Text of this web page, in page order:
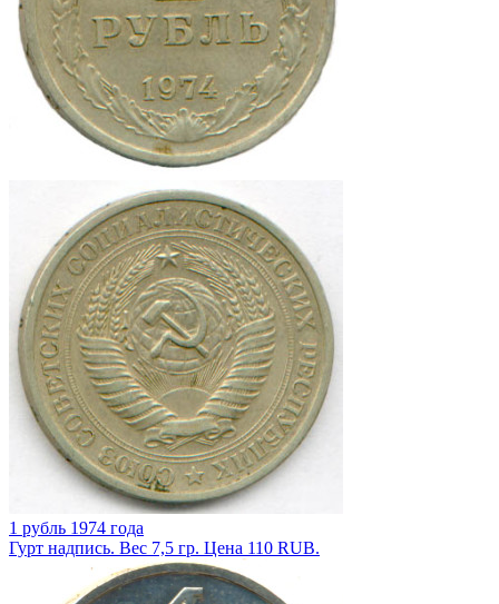
1 рубль 1974 года
Гурт надпись. Вес 7,5 гр. Цена 110 RUB.